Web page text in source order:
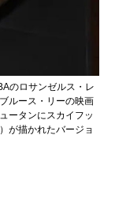
のロサンゼルス・レ
ルース・リーの映画
ータンにスカイフッ
が描かれたバージョ